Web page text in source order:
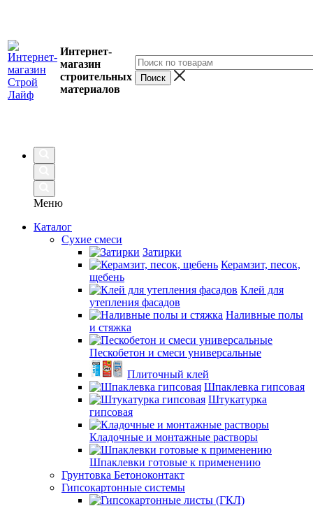
Интернет-
магазин
строительных
материалов
Меню
Каталог
Сухие смеси
Затирки
Керамзит, песок,
щебень
Клей для
утепления фасадов
Наливные полы
и стяжка
Пескобетон и смеси универсальные
Плиточный клей
Шпаклевка гипсовая
Штукатурка
гипсовая
Кладочные и монтажные растворы
Шпаклевки готовые к применению
Грунтовка Бетоноконтакт
Гипсокартонные системы